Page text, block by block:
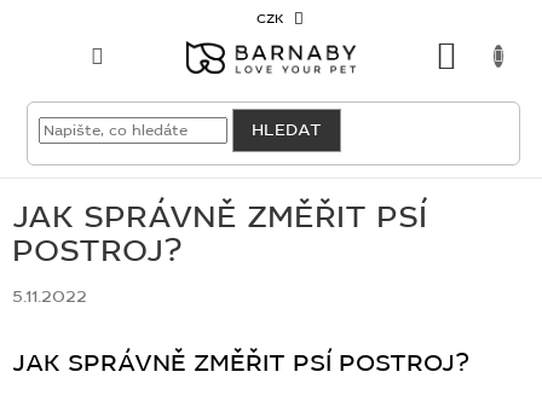
CZK
HLEDAT
VELKOODBĚRATEL
PSY
KOČKY
PRO
CHOVATELE
JAK SPRÁVNĚ ZMĚŘIT PSÍ
POSTROJ?
5.11.2022
JAK SPRÁVNĚ ZMĚŘIT PSÍ POSTROJ?